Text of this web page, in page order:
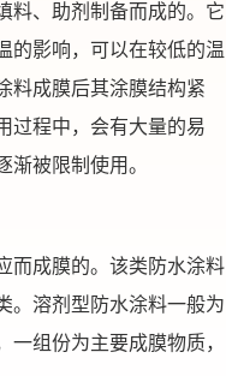
料、助剂制备而成的。它
的影响，可以在较低的温
料成膜后其涂膜结构紧
过程中，会有大量的易
被限制使用。
而成膜的。该类防水涂料
。溶剂型防水涂料一般为
组份为主要成膜物质，